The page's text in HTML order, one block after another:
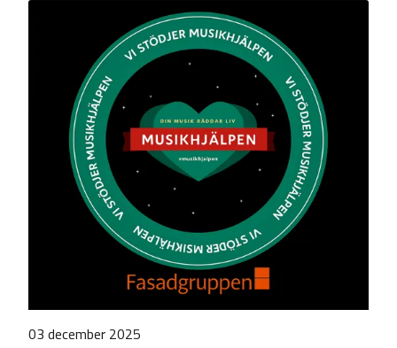
03 december 2025